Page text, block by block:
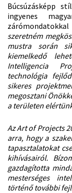
Búcsúzásképp
ingyenes
szeretném
mustra során
kiemelkedő
Intelligencia
technológia
sikeres
megosztani
a területen
Az Art of Projects
arra, hogy a
tapasztalatokat
kihívásairól.
gazdagította
mesterséges
történő további